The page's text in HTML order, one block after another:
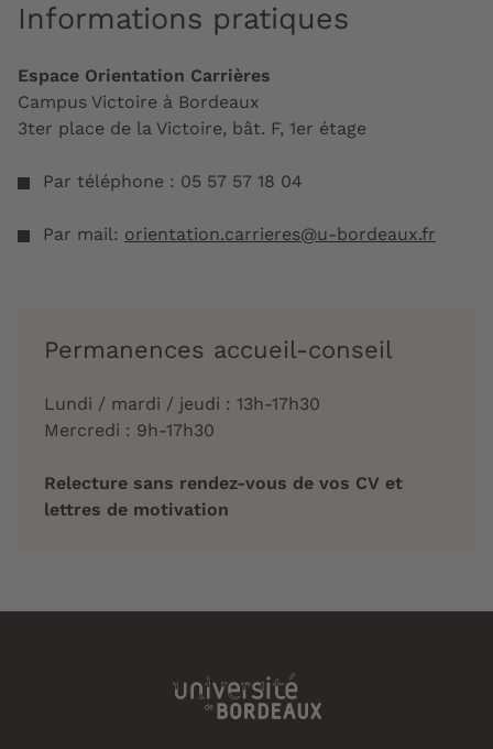
Informations pratiques
Espace Orientation Carrières
Campus Victoire à Bordeaux
3ter place de la Victoire, bât. F, 1er étage
Par téléphone : 05 57 57 18 04
Par mail: orientation.carrieres@u-bordeaux.fr
Permanences accueil-conseil
Lundi / mardi / jeudi : 13h-17h30
Mercredi : 9h-17h30
Relecture sans rendez-vous de vos CV et
lettres de motivation